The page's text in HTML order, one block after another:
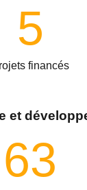
5
financés
et
63